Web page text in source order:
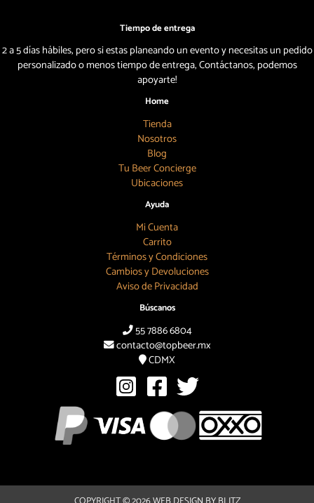
Tiempo de entrega
2 a 5 días hábiles, pero si estas planeando un evento y necesitas un pedido
personalizado o menos tiempo de entrega, Contáctanos, podemos
apoyarte!
Home
Tienda
Nosotros
Blog
Tu Beer Concierge
Ubicaciones
Ayuda
Mi Cuenta
Carrito
Términos y Condiciones
Cambios y Devoluciones
Aviso de Privacidad
Búscanos
55 7886 6804
contacto@topbeer.mx
CDMX